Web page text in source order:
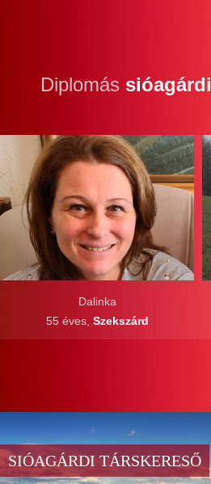
Diplomás sióagárdi
Dalinka
55 éves, Szekszárd
SIÓAGÁRDI TÁRSKERESŐ